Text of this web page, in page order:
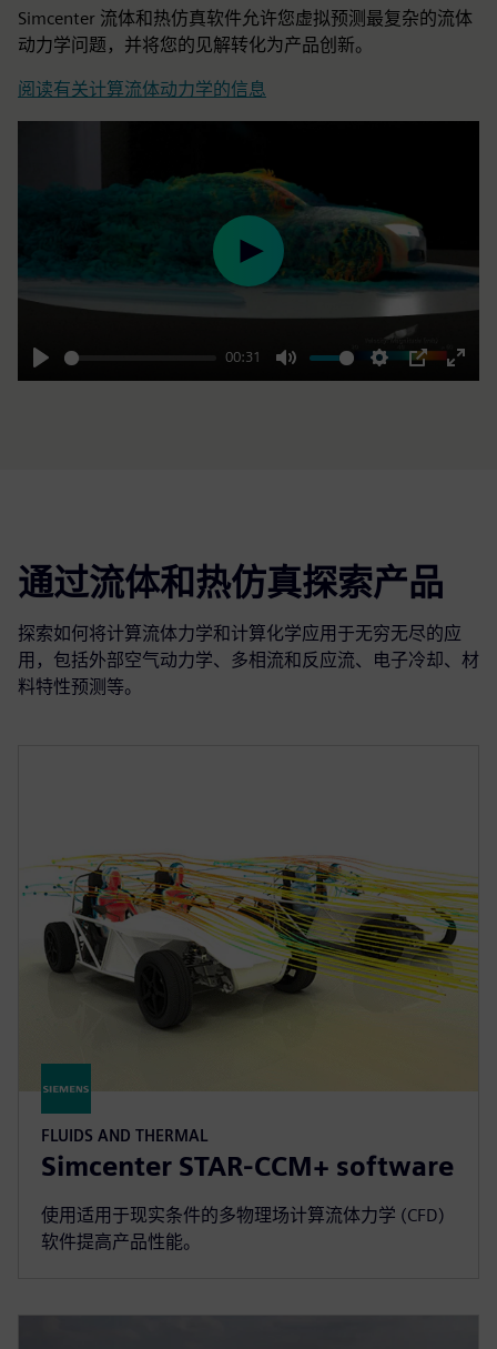
Simcenter 流体和热仿真软件允许您虚拟预测最复杂的流体
动力学问题，并将您的见解转化为产品创新。
阅读有关计算流体动力学的信息
Play
00:31
Mute Settings
PIP
Enter
Play
通过流体和热仿真探索产品
探索如何将计算流体力学和计算化学应用于无穷无尽的应
用，包括外部空气动力学、多相流和反应流、电子冷却、材
料特性预测等。
FLUIDS AND THERMAL
Simcenter STAR-CCM+ software
使用适用于现实条件的多物理场计算流体力学 (CFD)
软件提高产品性能。